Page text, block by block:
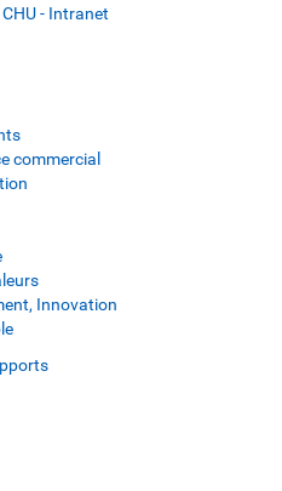
- Intranet
commercial
Innovation